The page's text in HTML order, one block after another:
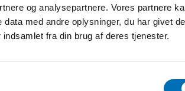
og analysepartnere. Vores partnere
data med andre oplysninger, du har givet
fra din brug af deres tjenester.